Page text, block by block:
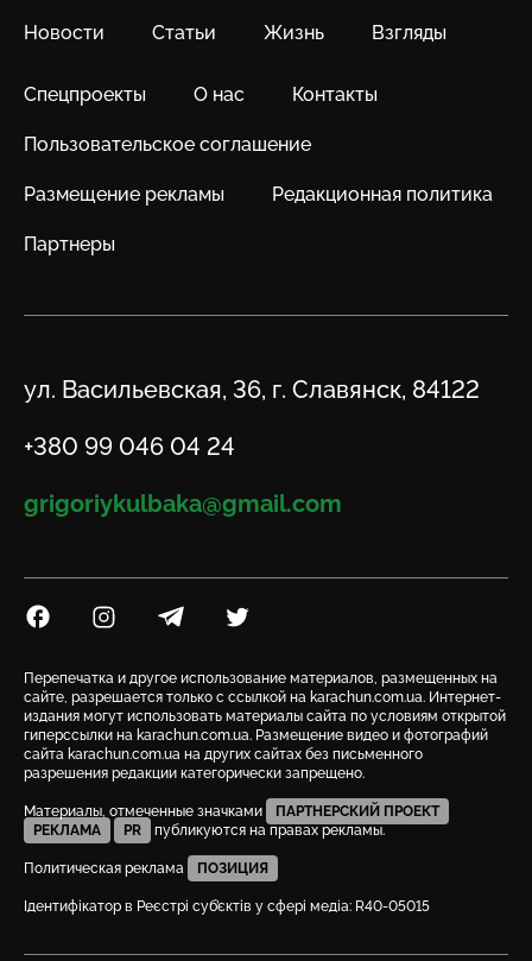
Новости Статьи Жизнь Взгляды
Спецпроекты О нас Контакты
Пользовательское соглашение
Размещение рекламы Редакционная политика
Партнеры
Адрес
ул. Васильевская, 36, г. Славянск, 84122
Телефон
+380 99 046 04 24
Email
grigoriykulbaka@gmail.com
Посилання на Facebook
Посилання на Instagram
Посилання на Telegram
Посилання на Twitter
Перепечатка и другое использование материалов, размещенных на
сайте, разрешается только с ссылкой на karachun.com.ua. Интернет-
издания могут использовать материалы сайта по условиям открытой
гиперссылки на karachun.com.ua. Размещение видео и фотографий
сайта karachun.com.ua на других сайтах без письменного
разрешения редакции категорически запрещено.
Материалы, отмеченные значками
ПАРТНЕРСКИЙ ПРОЕКТ
РЕКЛАМА
PR публикуются на правах рекламы.
Политическая реклама ПОЗИЦИЯ
Ідентифікатор в Реєстрі суб’єктів у сфері медіа: R40-05015